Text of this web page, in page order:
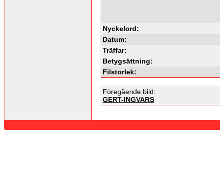
Nyckelord:
Datum:
Träffar:
Betygsättning:
Filstorlek:
Föregående bild:
GERT-INGVARS